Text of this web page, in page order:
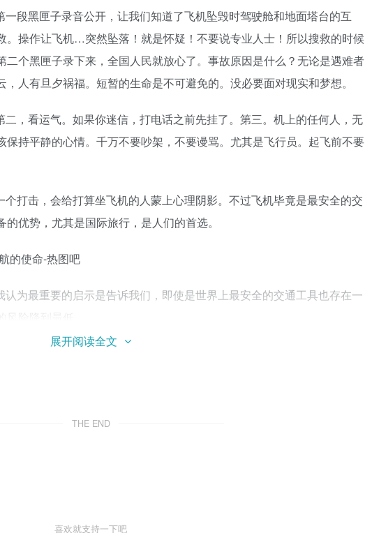
段黑匣子录音公开，让我们知道了飞机坠毁时驾驶舱和地面塔台的互
。操作让飞机…突然坠落！就是怀疑！不要说专业人士！所以搜救的时候
个黑匣子录下来，全国人民就放心了。事故原因是什么？无论是遇难者
人有旦夕祸福。短暂的生命是不可避免的。没必要面对现实和梦想。
，看运气。如果你迷信，打电话之前先挂了。第三。机上的任何人，无
持平静的心情。千万不要吵架，不要谩骂。尤其是飞行员。起飞前不要
打击，会给打算坐飞机的人蒙上心理阴影。不过飞机毕竟是最安全的交
优势，尤其是国际旅行，是人们的首选。
为最重要的启示是告诉我们，即使是世界上最安全的交通工具也存在一
要站在前面，给所有乘客讲解坐飞机的安全知识。不常坐飞机的乘客一定
机发生事故，需要迫降。
展开阅读全文
THE END
喜欢就支持一下吧